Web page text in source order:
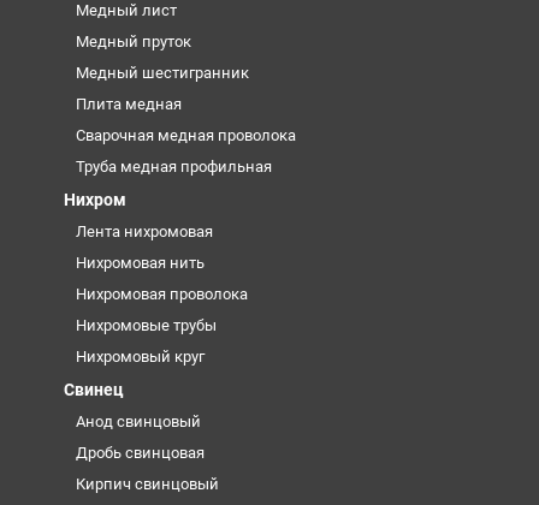
Медный лист
Медный пруток
Медный шестигранник
Плита медная
Сварочная медная проволока
Труба медная профильная
Нихром
Лента нихромовая
Нихромовая нить
Нихромовая проволока
Нихромовые трубы
Нихромовый круг
Свинец
Анод свинцовый
Дробь свинцовая
Кирпич свинцовый